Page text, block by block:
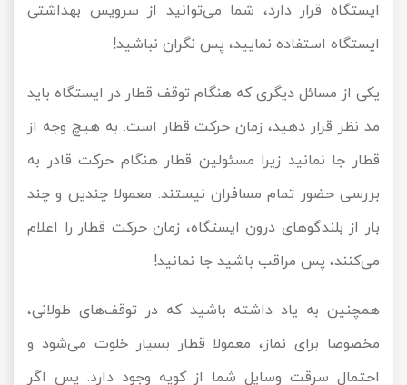
ایستگاه قرار دارد، شما می‌توانید از سرویس بهداشتی
ایستگاه استفاده نمایید، پس نگران نباشید!
یکی از مسائل دیگری که هنگام توقف قطار در ایستگاه باید
مد نظر قرار دهید، زمان حرکت قطار است. به هیچ وجه از
قطار جا نمانید زیرا مسئولین قطار هنگام حرکت قادر به
بررسی حضور تمام مسافران نیستند. معمولا چندین و چند
بار از بلندگوهای درون ایستگاه، زمان حرکت قطار را اعلام
می‌کنند، پس مراقب باشید جا نمانید!
همچنین به یاد داشته باشید که در توقف‌های طولانی،
مخصوصا برای نماز، معمولا قطار بسیار خلوت می‌شود و
احتمال سرقت وسایل شما از کوپه وجود دارد. پس اگر